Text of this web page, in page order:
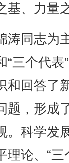
基、力量
同志为
“三个代
和回答了
题，形成
。科学发
理论、“